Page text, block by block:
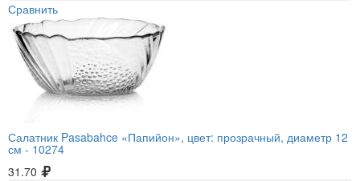
Сравнить
Салатник Pasabahce «Папийон», цвет: прозрачный, диаметр 12
см - 10274
31.70